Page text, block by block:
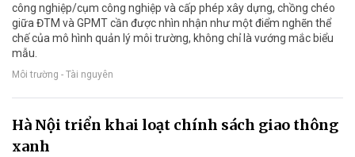
công nghiệp/cụm công nghiệp và cấp phép xây dựng, chồng chéo
giữa ĐTM và GPMT cần được nhìn nhận như một điểm nghẽn thể
chế của mô hình quản lý môi trường, không chỉ là vướng mắc biểu
mẫu.
Môi trường - Tài nguyên
Hà Nội triển khai loạt chính sách giao thông
xanh